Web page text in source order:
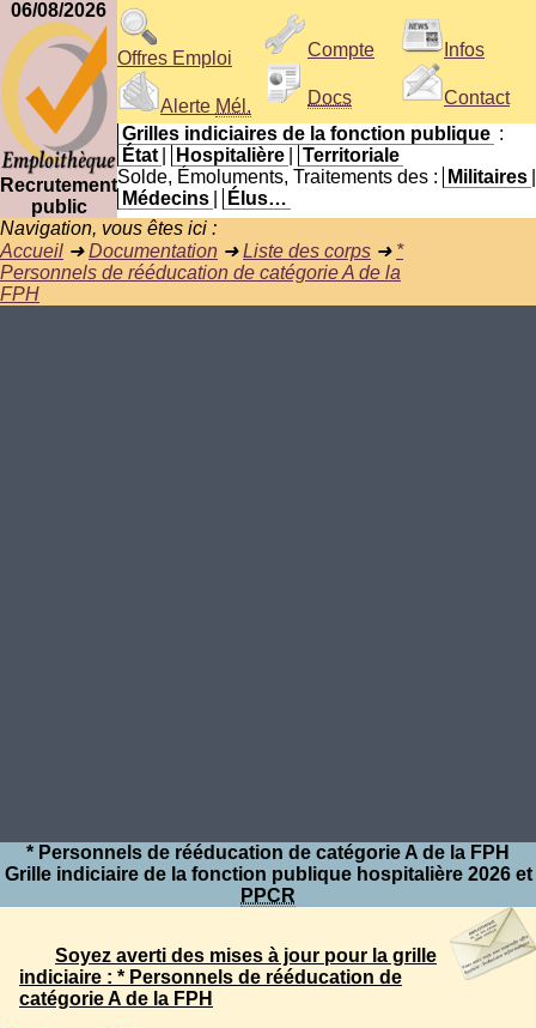
06/08/2026
Recrutement
public
Offres Emploi
Alerte Mél.
Compte
Docs
Infos
Contact
Grilles indiciaires de la fonction publique :
État
Hospitalière
Territoriale
Solde, Émoluments, Traitements des :
Militaires
Médecins
Élus…
Navigation, vous êtes ici :
Accueil ➜Documentation ➜Liste des corps ➜ *
Personnels de rééducation de catégorie A de la
FPH
* Personnels de rééducation de catégorie A de la FPH
Grille indiciaire de la fonction publique hospitalière 2026 et
PPCR
Soyez averti des mises à jour pour la grille
indiciaire : * Personnels de rééducation de
catégorie A de la FPH